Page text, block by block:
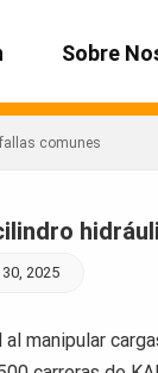
Sobre
comunes
2025
manipular